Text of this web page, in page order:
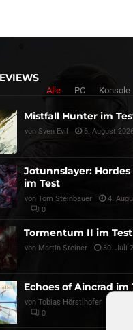
Alle PC Konsole
Mistfall Hunter im
von Sven Evil 6. August
Jotunnslayer: Hordes
im Test
von Tom Steinbauer
4.
0
Tormentum II im Test
von Martin Steiner 30. Juli
Echoes of Aincrad im
von Tobias Hörstlhofer
0